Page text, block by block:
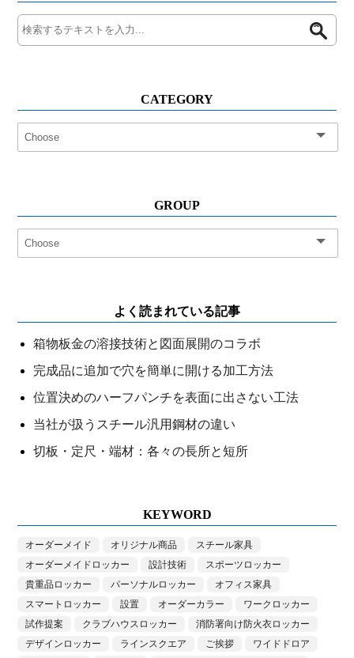
CATEGORY
GROUP
よく読まれている記事
箱物板金の溶接技術と図面展開のコラボ
完成品に追加で穴を簡単に開ける加工方法
位置決めのハーフパンチを表面に出さない工法
当社が扱うスチール汎用鋼材の違い
切板・定尺・端材：各々の長所と短所
KEYWORD
オーダーメイド オリジナル商品
スチール家具
オーダーメイドロッカー
設計技術
スポーツロッカー
貴重品ロッカー
パーソナルロッカー
オフィス家具
スマートロッカー
設置 オーダーカラー
ワークロッカー
試作提案
クラブハウスロッカー
消防署向け防火衣ロッカー
デザインロッカー
ラインスクエア ご挨拶
ワイドドロア